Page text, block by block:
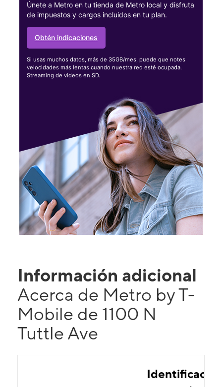
Únete a Metro en tu tienda de Metro local y disfruta
de impuestos y cargos incluidos en tu plan.
Obtén indicaciones
Si usas muchos datos, más de 35GB/mes, puede que notes
velocidades más lentas cuando nuestra red esté ocupada.
Streaming de videos en SD.
Información adicional
Acerca de Metro by T-
Mobile de 1100 N
Tuttle Ave